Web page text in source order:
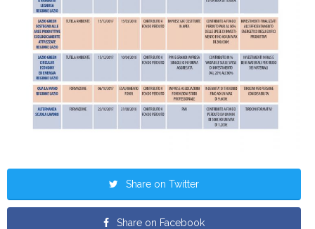
Share on Twitter
Share on Facebook